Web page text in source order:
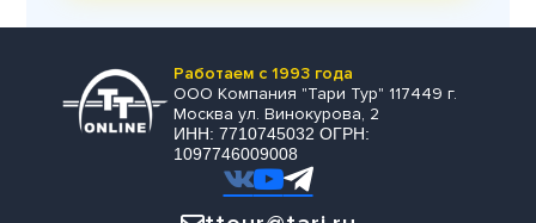
Работаем с 1993 года
ООО Компания "Тари Тур" 117449 г.
Москва ул. Винокурова, 2
ИНН: 7710745032 ОГРН:
1097746009008